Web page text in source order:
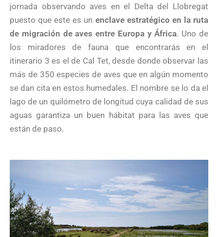
jornada observando aves en el Delta del Llobregat
puesto que este es un enclave estratégico en la ruta
de migración de aves entre Europa y África. Uno de
los miradores de fauna que encontrarás en el
itinerario 3 es el de Cal Tet, desde donde observar las
más de 350 especies de aves que en algún momento
se dan cita en estos humedales. El nombre se lo da el
lago de un quilómetro de longitud cuya calidad de sus
aguas garantiza un buen hábitat para las aves que
están de paso.